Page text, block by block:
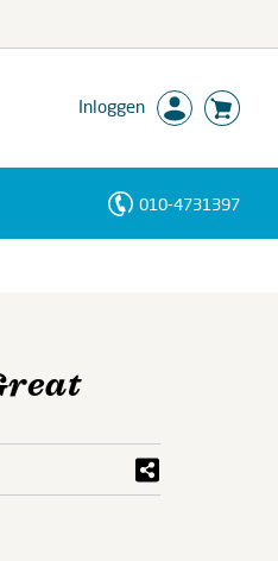
Inloggen
010-4731397